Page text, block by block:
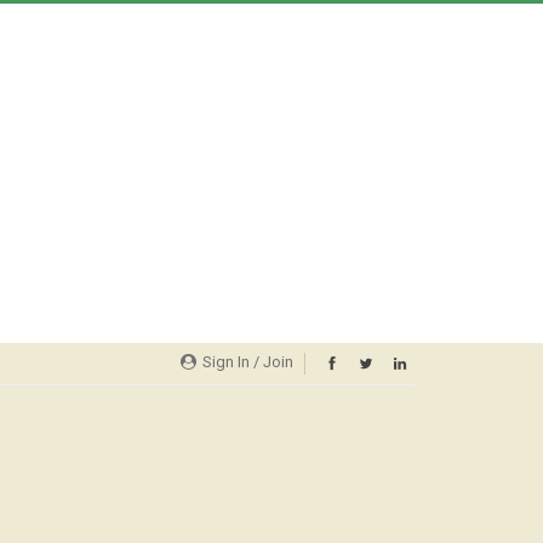
Sign In / Join